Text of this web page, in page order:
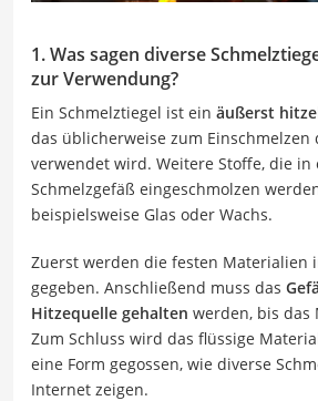
1. Was sagen diverse
zur Verwendung?
Ein Schmelztiegel ist ein äußerst
das üblicherweise zum Einschmelzen
verwendet wird. Weitere Stoffe, die in
Schmelzgefäß eingeschmolzen
beispielsweise Glas oder Wachs.
Zuerst werden die festen Materialien
gegeben. Anschließend muss das
Hitzequelle gehalten werden, bis das
Zum Schluss wird das flüssige
eine Form gegossen, wie diverse
Internet zeigen.